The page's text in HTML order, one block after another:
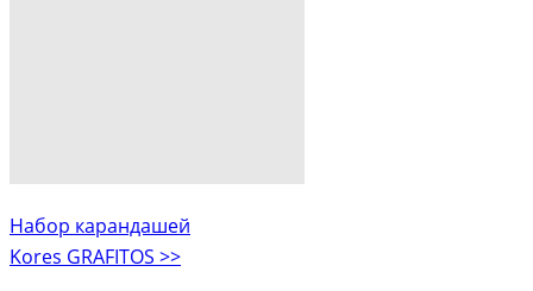
Набор карандашей
Kores GRAFITOS >>